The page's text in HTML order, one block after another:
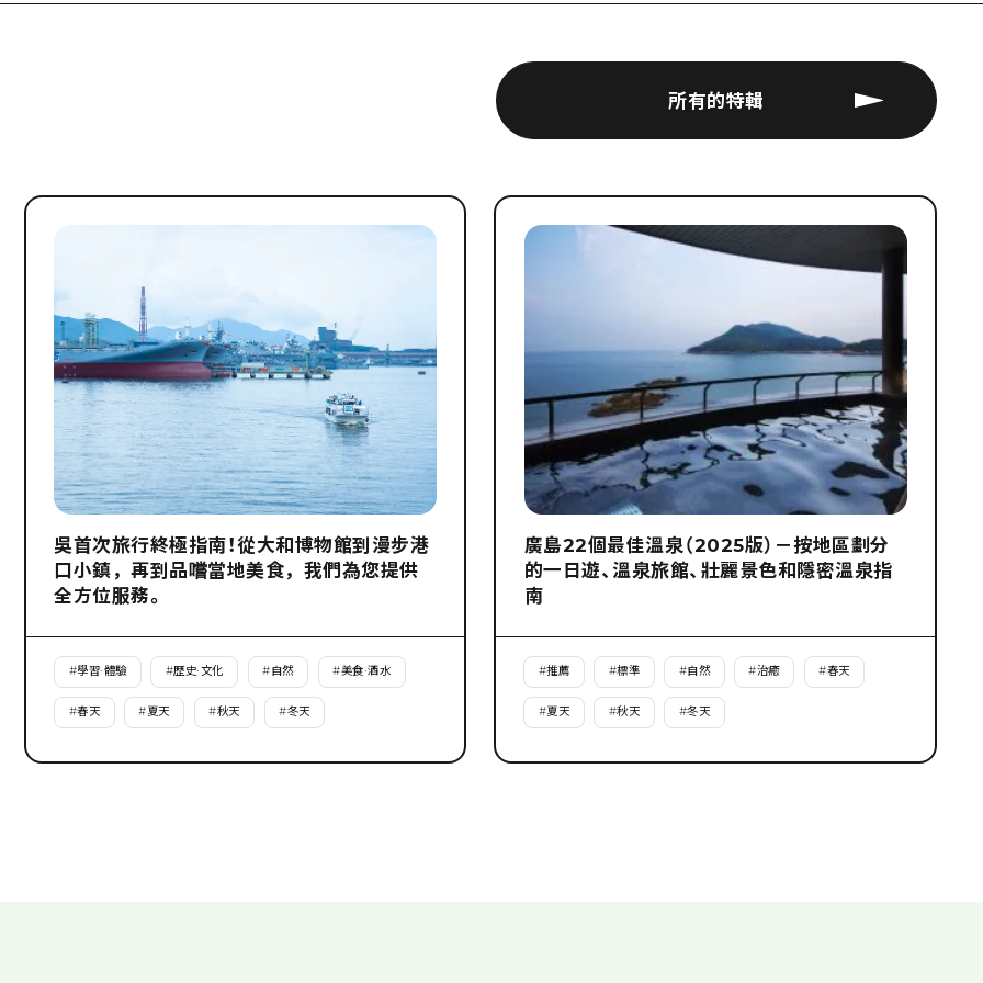
所有的特輯
吳首次旅行終極指南！從大和博物館到漫步港
口小鎮，再到品嚐當地美食，我們為您提供
全方位服務。
#學習·體驗 #歷史·文化 #自然 #美食·酒水
#春天 #夏天 #秋天 #冬天
廣島22個最佳溫泉（2025版）－按地區劃分
的一日遊、溫泉旅館、壯麗景色和隱密溫泉指
南
#推薦 #標準 #自然 #治癒 #春天
#夏天 #秋天 #冬天